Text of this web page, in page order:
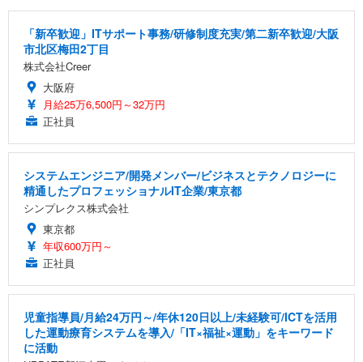
「新卒歓迎」ITサポート事務/研修制度充実/第二新卒歓迎/大阪
市北区梅田2丁目
株式会社Creer
大阪府
月給25万6,500円～32万円
正社員
システムエンジニア/開発メンバー/ビジネスとテクノロジーに
精通したプロフェッショナルIT企業/東京都
シンプレクス株式会社
東京都
年収600万円～
正社員
児童指導員/月給24万円～/年休120日以上/未経験可/ICTを活用
した運動療育システムを導入/「IT×福祉×運動」をキーワード
に活動